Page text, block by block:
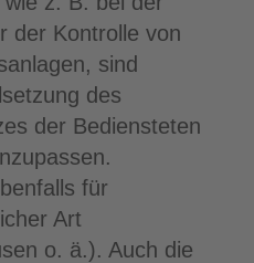
der Kontrolle von
sind
des
der Bediensteten
für
Art
o. ä.). Auch die